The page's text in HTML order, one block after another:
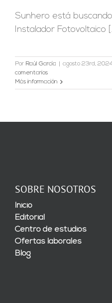
Sunhero está
Instalador Fotovoltaico
Por Raúl García agosto 23rd,
comentarios
Más información
SOBRE NOSOTROS
Inicio
Editorial
Centro de estudios
Ofertas laborales
Blog